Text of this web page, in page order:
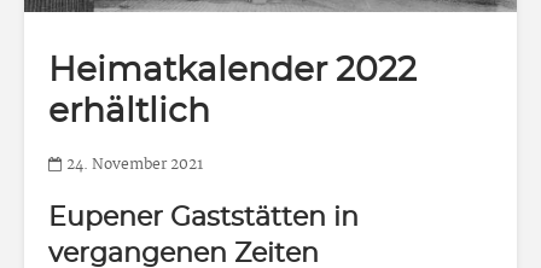
Heimatkalender 2022
erhältlich
24. November 2021
Eupener Gaststätten in
vergangenen Zeiten